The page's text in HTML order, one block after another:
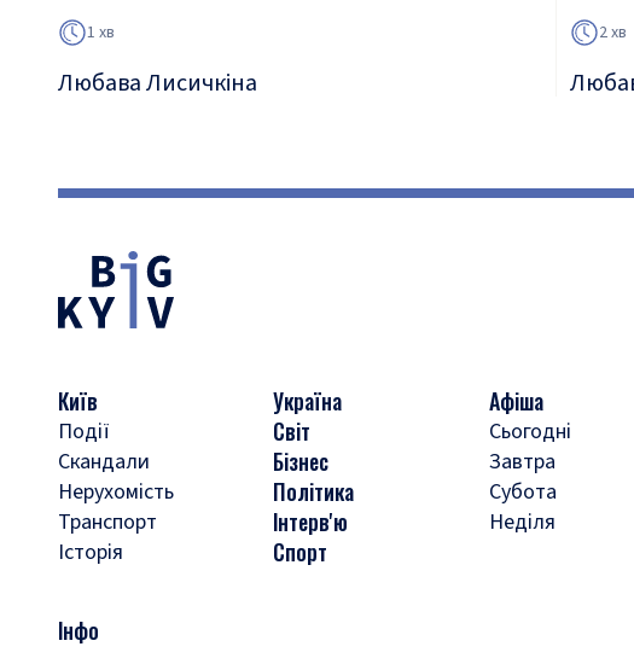
1 хв
Любава Лисичкіна
2 хв
Київ
Події
Скандали
Нерухомість
Транспорт
Історія
Україна
Світ
Бізнес
Політика
Інтерв'ю
Спорт
Афіша
Сьогодні
Завтра
Субота
Неділя
Інфо